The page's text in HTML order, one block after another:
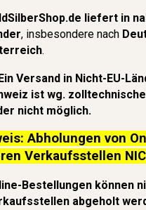
liefert in
, insbesondere nach
.
Versand in Nicht-EU-
ist wg.
nicht möglich.
Abholungen von
Verkaufsstellen
Bestellungen können
abgeholt